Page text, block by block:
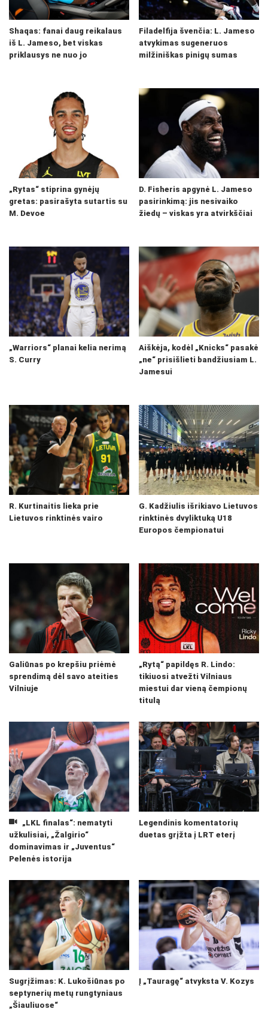
Shaqas: fanai daug reikalaus
iš L. Jameso, bet viskas
priklausys ne nuo jo
Filadelfija švenčia: L. Jameso
atvykimas sugeneruos
milžiniškas pinigų sumas
„Rytas“ stiprina gynėjų
gretas: pasirašyta sutartis su
M. Devoe
D. Fisheris apgynė L. Jameso
pasirinkimą: jis nesivaiko
žiedų – viskas yra atvirkščiai
„Warriors“ planai kelia nerimą
S. Curry
Aiškėja, kodėl „Knicks“ pasakė
„ne“ prisišlieti bandžiusiam L.
Jamesui
R. Kurtinaitis lieka prie
Lietuvos rinktinės vairo
G. Kadžiulis išrikiavo Lietuvos
rinktinės dvyliktuką U18
Europos čempionatui
Galiūnas po krepšiu priėmė
sprendimą dėl savo ateities
Vilniuje
„Rytą“ papildęs R. Lindo:
tikiuosi atvežti Vilniaus
miestui dar vieną čempionų
titulą
„LKL finalas“: nematyti
užkulisiai, „Žalgirio“
dominavimas ir „Juventus“
Pelenės istorija
Legendinis komentatorių
duetas grįžta į LRT eterį
Sugrįžimas: K. Lukošiūnas po
septynerių metų rungtyniaus
„Šiauliuose“
Į „Tauragę“ atvyksta V. Kozys